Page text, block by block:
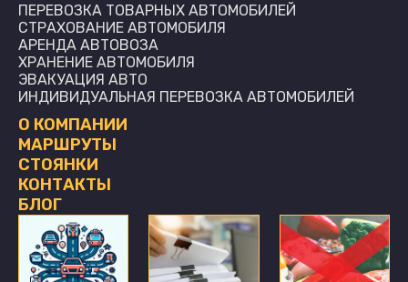
ПЕРЕВОЗКА ТОВАРНЫХ АВТОМОБИЛЕЙ
СТРАХОВАНИЕ АВТОМОБИЛЯ
АРЕНДА АВТОВОЗА
ХРАНЕНИЕ АВТОМОБИЛЯ
ЭВАКУАЦИЯ АВТО
ИНДИВИДУАЛЬНАЯ ПЕРЕВОЗКА АВТОМОБИЛЕЙ
О КОМПАНИИ
МАРШРУТЫ
СТОЯНКИ
КОНТАКТЫ
БЛОГ